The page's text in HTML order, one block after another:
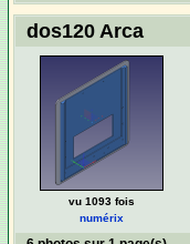
dos120 Arca
vu 1093 fois
numérix